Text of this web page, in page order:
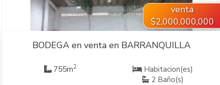
venta
$2,000,000,000
BODEGA en venta en BARRANQUILLA
755m2
Habitacion(es)
2 Baño(s)